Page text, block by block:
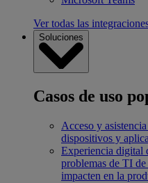
Ver todas las
Soluciones
Casos de uso
Acceso y
dispositivos y
Experiencia digital
problemas de TI
impacten en la